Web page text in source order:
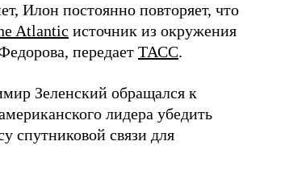
Илон постоянно повторяет, что
Atlantic источник из окружения
передает ТАСС.
Зеленский обращался к
лидера убедить
спутниковой связи для